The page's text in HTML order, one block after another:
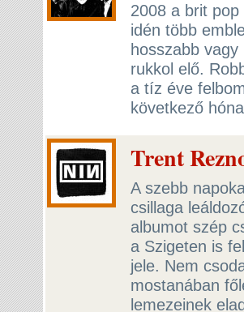
2008 a brit
idén több
hosszabb
rukkol elő.
a tíz éve
következő
Trent
A szebb
csillaga
albumot szép
a Szigeten is
jele. Nem
mostanában
lemezeinek